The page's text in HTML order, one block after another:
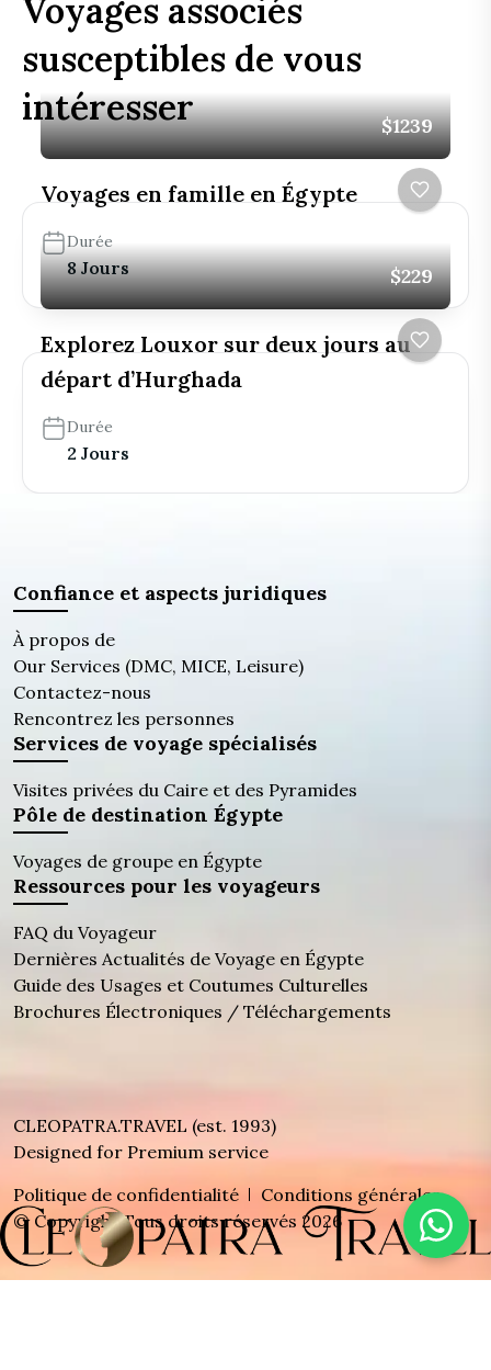
Voyages associés
susceptibles de vous
intéresser
$1239
Voyages en famille en Égypte
Durée
8 Jours $229
Explorez Louxor sur deux jours au
départ d’Hurghada
Durée
2 Jours
Confiance et aspects juridiques
À propos de
Our Services (DMC, MICE, Leisure)
Contactez-nous
Rencontrez les personnes
Services de voyage spécialisés
Visites privées du Caire et des Pyramides
Pôle de destination Égypte
Voyages de groupe en Égypte
Ressources pour les voyageurs
FAQ du Voyageur
Dernières Actualités de Voyage en Égypte
Guide des Usages et Coutumes Culturelles
Brochures Électroniques / Téléchargements
CLEOPATRA.TRAVEL (est. 1993)
Designed for Premium service
Politique de confidentialité
Conditions générales
© Copyright Tous droits réservés 2026